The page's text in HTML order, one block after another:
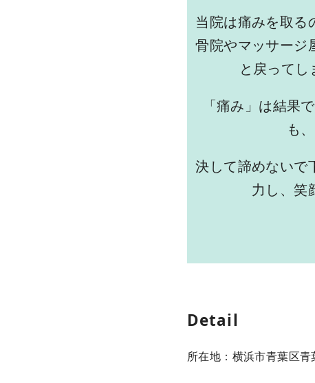
当院は痛みを取る
骨院やマッサージ
と戻って
「痛み」は結果
も
決して諦めないで
力し、笑
Detail
所在地：横浜市青葉区青